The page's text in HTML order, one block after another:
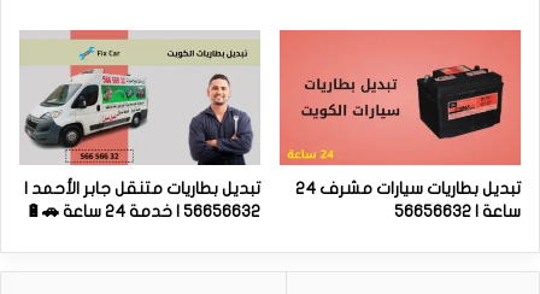
تبديل بطاريات سيارات مشرف 24
ساعة | 56656632
تبديل بطاريات متنقل جابر الأحمد |
56656632 | خدمة 24 ساعة 🚗🔋